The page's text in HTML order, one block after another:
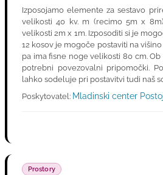
Izposojamo elemente za sestavo
velikosti 40 kv. m (recimo 5m x
velikosti 2m x 1m. Izposoditi si je
12 kosov je mogoče postaviti na
pa ima fisne noge velikosti 80 cm.
potrebni povezovalni pripomočki.
lahko sodeluje pri postavitvi tudi naš
Poskytovatel: Mladinski center
Prostory